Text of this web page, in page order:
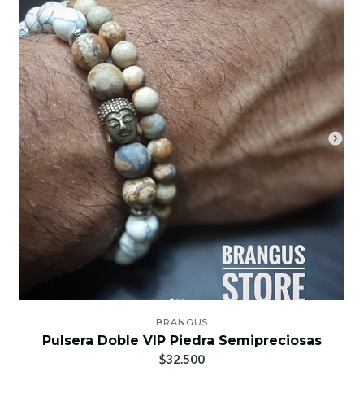
BRANGUS
Pulsera Doble VIP Piedra Semipreciosas
$32.500